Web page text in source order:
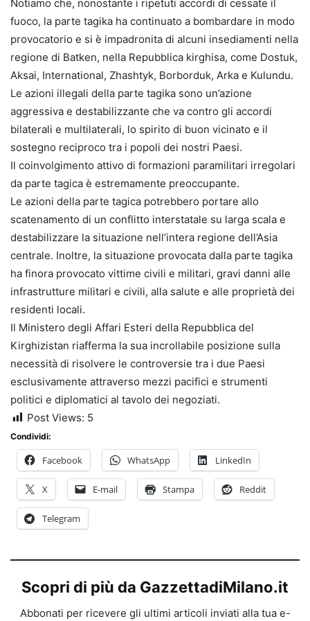
Notiamo che, nonostante i ripetuti accordi di cessate il
fuoco, la parte tagika ha continuato a bombardare in modo
provocatorio e si è impadronita di alcuni insediamenti nella
regione di Batken, nella Repubblica kirghisa, come Dostuk,
Aksai, International, Zhashtyk, Borborduk, Arka e Kulundu.
Le azioni illegali della parte tagika sono un’azione
aggressiva e destabilizzante che va contro gli accordi
bilaterali e multilaterali, lo spirito di buon vicinato e il
sostegno reciproco tra i popoli dei nostri Paesi.
Il coinvolgimento attivo di formazioni paramilitari irregolari
da parte tagica è estremamente preoccupante.
Le azioni della parte tagica potrebbero portare allo
scatenamento di un conflitto interstatale su larga scala e
destabilizzare la situazione nell’intera regione dell’Asia
centrale. Inoltre, la situazione provocata dalla parte tagika
ha finora provocato vittime civili e militari, gravi danni alle
infrastrutture militari e civili, alla salute e alle proprietà dei
residenti locali.
Il Ministero degli Affari Esteri della Repubblica del
Kirghizistan riafferma la sua incrollabile posizione sulla
necessità di risolvere le controversie tra i due Paesi
esclusivamente attraverso mezzi pacifici e strumenti
politici e diplomatici al tavolo dei negoziati.
Post Views: 5
Condividi:
Facebook WhatsApp LinkedIn
X E-mail Stampa Reddit
Telegram
Scopri di più da GazzettadiMilano.it
Abbonati per ricevere gli ultimi articoli inviati alla tua e-